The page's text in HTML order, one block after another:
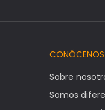
CONÓCENOS
Sobre
Somos